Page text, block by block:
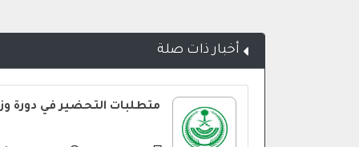
أخبار ذات صلة
متطلبات التحضير في دورة